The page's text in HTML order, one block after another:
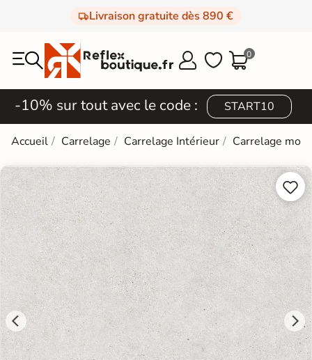
Livraison gratuite dès 890 €
  0
-10% sur tout avec le code : START10
Accueil Carrelage Carrelage Intérieur Carrelage

